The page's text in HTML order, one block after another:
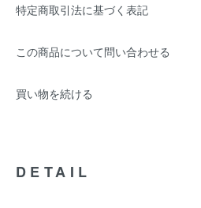
特定商取引法に基づく表記
この商品について問い合わせる
買い物を続ける
DETAIL